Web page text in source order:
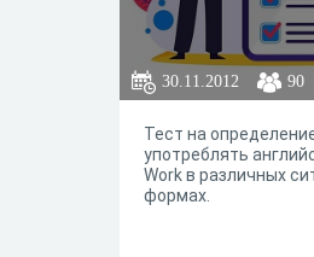
30.11.2012 90
Тест на
употреблять
Work в различных
формах.